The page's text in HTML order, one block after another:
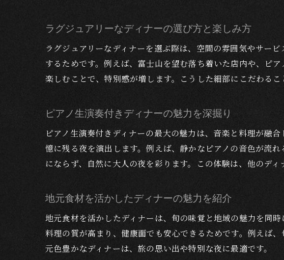
特別な
ピア
富士山の
ラグ
景色と
特別な
ラグジ
ラグジュアリーなディナーの選び方と楽しみ方
ラグジュアリーなディナーを選ぶ際は、空間の雰囲気やサー
するためです。例えば、富士山を望む落ち着いた店内や、ピ
楽しむことで、特別感が増します。こうした細部にこだわる
ピアノ生演奏付きディナーの魅力を深掘り
ピアノ生演奏付きディナーの最大の魅力は、音楽と料理が融
憶に残る夜を演出します。例えば、静かなピアノの音色が流
にならず、自然に大人の夜を彩ります。この体験は、他のディ
地元食材を活かしたディナーの魅力を紹介
地元食材を活かしたディナーは、旬の味覚と地域の魅力を同
料理の質が高まり、健康面でも安心できるためです。例えば
元色豊かなディナーは、旅の思い出や特別な夜に最適です。